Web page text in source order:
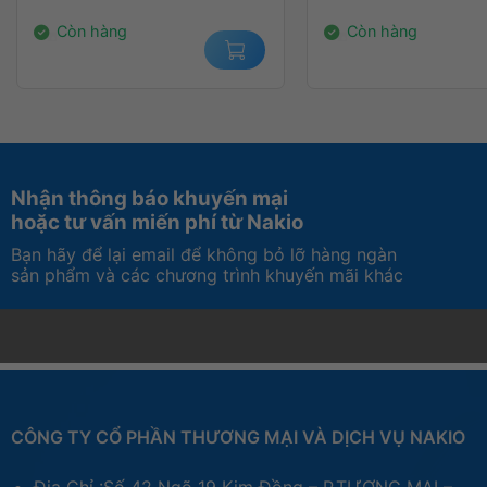
Còn hàng Còn hàng
Nhận thông báo khuyến mại
hoặc tư vấn miến phí từ Nakio
Bạn hãy để lại email để không bỏ lỡ hàng ngàn
sản phẩm và các chương trình khuyến mãi khác
CÔNG TY CỔ PHẦN THƯƠNG MẠI VÀ DỊCH VỤ NAKIO